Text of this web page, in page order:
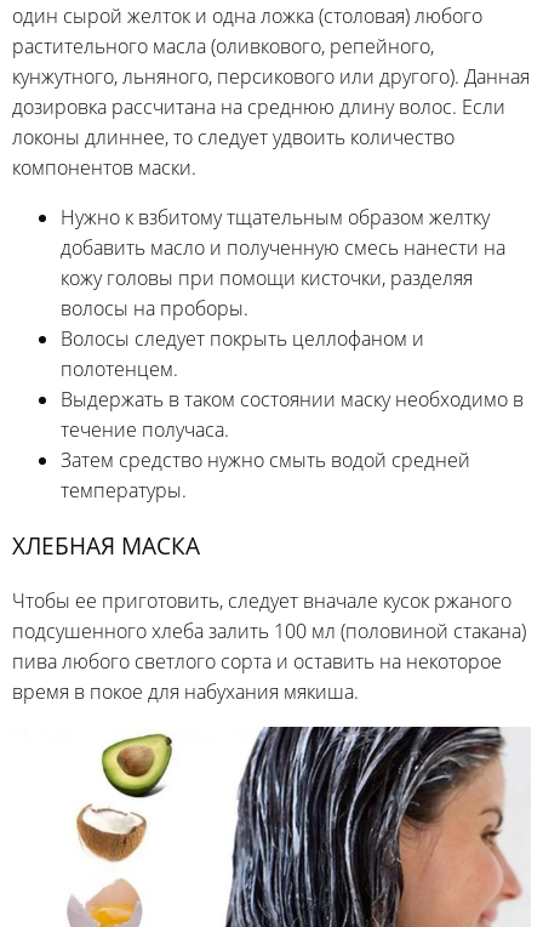
один сырой желток и одна ложка (столовая) любого
растительного масла (оливкового, репейного,
кунжутного, льняного, персикового или другого). Данная
дозировка рассчитана на среднюю длину волос. Если
локоны длиннее, то следует удвоить количество
компонентов маски.
Нужно к взбитому тщательным образом желтку
добавить масло и полученную смесь нанести на
кожу головы при помощи кисточки, разделяя
волосы на проборы.
Волосы следует покрыть целлофаном и
полотенцем.
Выдержать в таком состоянии маску необходимо в
течение получаса.
Затем средство нужно смыть водой средней
температуры.
ХЛЕБНАЯ МАСКА
Чтобы ее приготовить, следует вначале кусок ржаного
подсушенного хлеба залить 100 мл (половиной стакана)
пива любого светлого сорта и оставить на некоторое
время в покое для набухания мякиша.